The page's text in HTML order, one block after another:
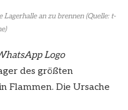
an zu brennen(Quelle: t-
des größten
Flammen. Die Ursache